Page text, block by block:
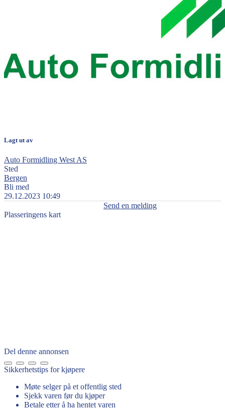
Lagt ut av
Auto Formidling West AS
Sted
Bergen
Bli med
29.12.2023 10:49
Send en melding
Plasseringens kart
Del denne annonsen
Sikkerhetstips for kjøpere
Møte selger på et offentlig sted
Sjekk varen før du kjøper
Betale etter å ha hentet varen